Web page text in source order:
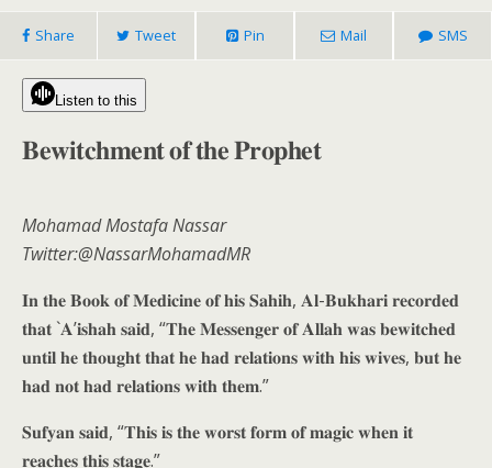
Share Tweet Pin Mail SMS
Listen to this
𝐁𝐞𝐰𝐢𝐭𝐜𝐡𝐦𝐞𝐧𝐭 𝐨𝐟 𝐭𝐡𝐞 𝐏𝐫𝐨𝐩𝐡𝐞𝐭
Mohamad Mostafa Nassar
Twitter:@NassarMohamadMR
𝐈𝐧 𝐭𝐡𝐞 𝐁𝐨𝐨𝐤 𝐨𝐟 𝐌𝐞𝐝𝐢𝐜𝐢𝐧𝐞 𝐨𝐟 𝐡𝐢𝐬 𝐒𝐚𝐡𝐢𝐡, 𝐀𝐥-𝐁𝐮𝐤𝐡𝐚𝐫𝐢 𝐫𝐞𝐜𝐨𝐫𝐝𝐞𝐝
𝐭𝐡𝐚𝐭 `𝐀’𝐢𝐬𝐡𝐚𝐡 𝐬𝐚𝐢𝐝, “𝐓𝐡𝐞 𝐌𝐞𝐬𝐬𝐞𝐧𝐠𝐞𝐫 𝐨𝐟 𝐀𝐥𝐥𝐚𝐡 𝐰𝐚𝐬 𝐛𝐞𝐰𝐢𝐭𝐜𝐡𝐞𝐝
𝐮𝐧𝐭𝐢𝐥 𝐡𝐞 𝐭𝐡𝐨𝐮𝐠𝐡𝐭 𝐭𝐡𝐚𝐭 𝐡𝐞 𝐡𝐚𝐝 𝐫𝐞𝐥𝐚𝐭𝐢𝐨𝐧𝐬 𝐰𝐢𝐭𝐡 𝐡𝐢𝐬 𝐰𝐢𝐯𝐞𝐬, 𝐛𝐮𝐭 𝐡𝐞
𝐡𝐚𝐝 𝐧𝐨𝐭 𝐡𝐚𝐝 𝐫𝐞𝐥𝐚𝐭𝐢𝐨𝐧𝐬 𝐰𝐢𝐭𝐡 𝐭𝐡𝐞𝐦.”
𝐒𝐮𝐟𝐲𝐚𝐧 𝐬𝐚𝐢𝐝, “𝐓𝐡𝐢𝐬 𝐢𝐬 𝐭𝐡𝐞 𝐰𝐨𝐫𝐬𝐭 𝐟𝐨𝐫𝐦 𝐨𝐟 𝐦𝐚𝐠𝐢𝐜 𝐰𝐡𝐞𝐧 𝐢𝐭
𝐫𝐞𝐚𝐜𝐡𝐞𝐬 𝐭𝐡𝐢𝐬 𝐬𝐭𝐚𝐠𝐞.”